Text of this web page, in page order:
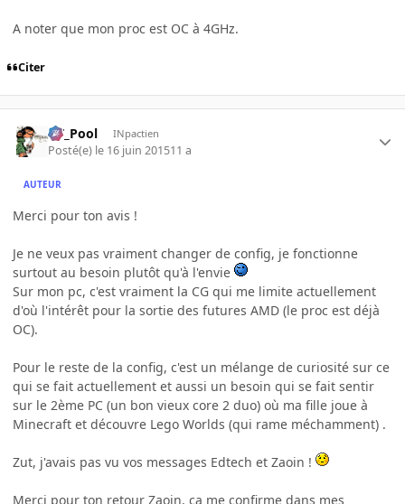
A noter que mon proc est OC à 4GHz.
Citer
DT_Pool INpactien
Posté(e) le 16 juin 201511 a
AUTEUR
Merci pour ton avis !
Je ne veux pas vraiment changer de config, je fonctionne
surtout au besoin plutôt qu'à l'envie
Sur mon pc, c'est vraiment la CG qui me limite actuellement
d'où l'intérêt pour la sortie des futures AMD (le proc est déjà
OC).
Pour le reste de la config, c'est un mélange de curiosité sur ce
qui se fait actuellement et aussi un besoin qui se fait sentir
sur le 2ème PC (un bon vieux core 2 duo) où ma fille joue à
Minecraft et découvre Lego Worlds (qui rame méchamment) .
Zut, j'avais pas vu vos messages Edtech et Zaoin !
Merci pour ton retour Zaoin, ça me confirme dans mes